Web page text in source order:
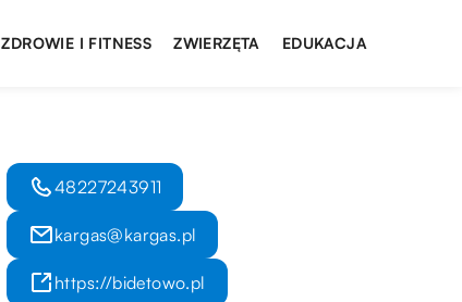
ZDROWIE I FITNESS ZWIERZĘTA EDUKACJA
48227243911
kargas@kargas.pl
https://bidetowo.pl